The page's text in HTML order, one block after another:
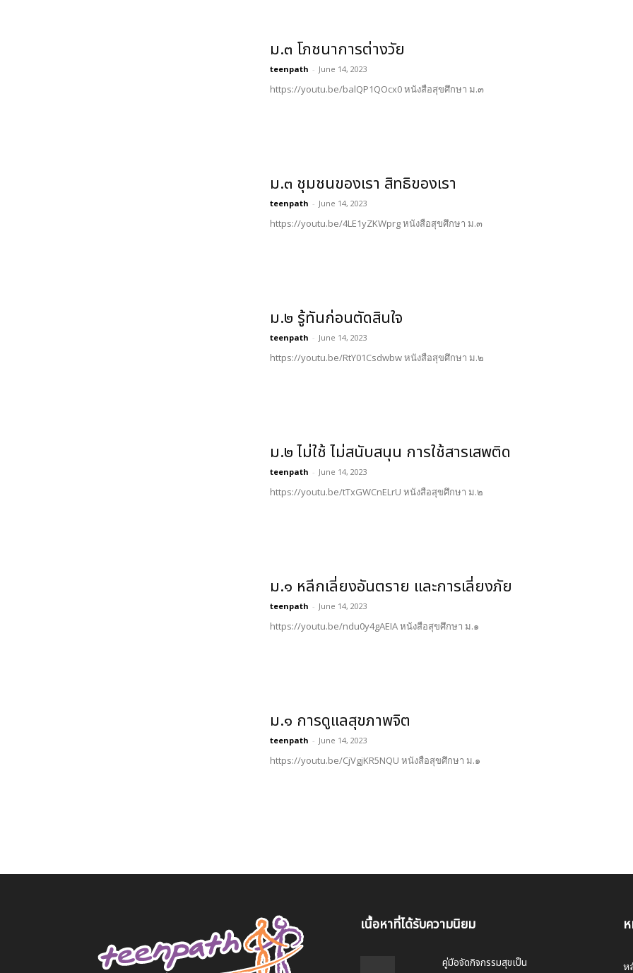
ม.๓ โภชนาการต่างวัย
teenpath - June 14, 2023
https://youtu.be/balQP1QOcx0 หนังสือสุขศึกษา ม.๓
ม.๓ ชุมชนของเรา สิทธิของเรา
teenpath - June 14, 2023
https://youtu.be/4LE1yZKWprg หนังสือสุขศึกษา ม.๓
ม.๒ รู้ทันก่อนตัดสินใจ
teenpath - June 14, 2023
https://youtu.be/RtY01Csdwbw หนังสือสุขศึกษา ม.๒
ม.๒ ไม่ใช้ ไม่สนับสนุน การใช้สารเสพติด
teenpath - June 14, 2023
https://youtu.be/tTxGWCnELrU หนังสือสุขศึกษา ม.๒
ม.๑ หลีกเลี่ยงอันตราย และการเลี่ยงภัย
teenpath - June 14, 2023
https://youtu.be/ndu0y4gAEIA หนังสือสุขศึกษา ม.๑
ม.๑ การดูแลสุขภาพจิต
teenpath - June 14, 2023
https://youtu.be/CjVgjKR5NQU หนังสือสุขศึกษา ม.๑
เนื้อหาที่ได้รับความนิยม
คู่มือจัดกิจกรรมสุขเป็น ห